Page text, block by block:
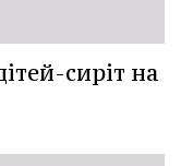
сиріт на